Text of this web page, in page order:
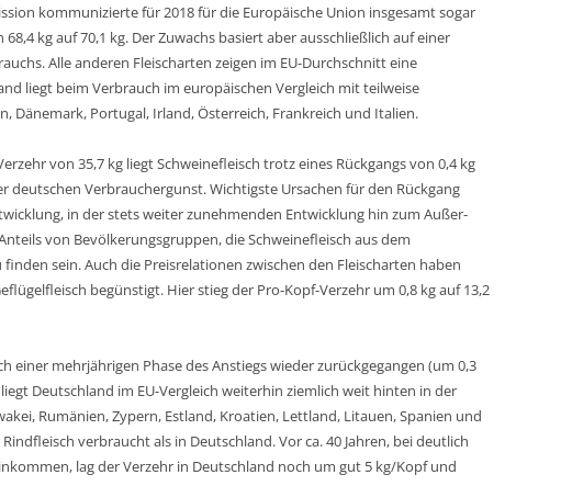
kommunizierte für 2018 für die Europäische Union insgesamt sogar
kg auf 70,1 kg. Der Zuwachs basiert aber ausschließlich auf einer
Alle anderen Fleischarten zeigen im EU-Durchschnitt eine
liegt beim Verbrauch im europäischen Vergleich mit teilweise
Dänemark, Portugal, Irland, Österreich, Frankreich und Italien.
von 35,7 kg liegtSchweinefleisch trotz eines Rückgangs von 0,4 kg
deutschen Verbrauchergunst. Wichtigste Ursachen für den Rückgang
in der stets weiter zunehmenden Entwicklung hin zum Außer-
von Bevölkerungsgruppen, die Schweinefleisch aus dem
sein. Auch die Preisrelationen zwischen den Fleischarten haben
begünstigt. Hier stieg der Pro-Kopf-Verzehr um 0,8 kg auf 13,2
einer mehrjährigen Phase des Anstiegs wieder zurückgegangen (um 0,3
liegt Deutschland im EU-Vergleich weiterhin ziemlich weit hinten in der
Rumänien, Zypern, Estland, Kroatien, Lettland, Litauen, Spanien und
verbraucht als in Deutschland. Vor ca. 40 Jahren, bei deutlich
lag der Verzehr in Deutschland noch um gut 5 kg/Kopf und